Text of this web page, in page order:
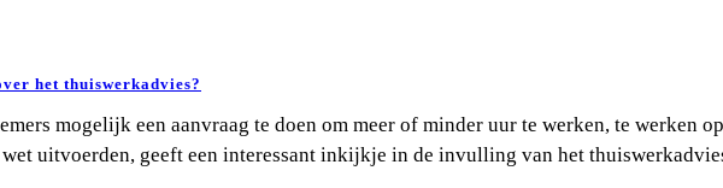
het thuiswerkadvies?
mogelijk een aanvraag te doen om meer of minder uur te werken, te werken
uitvoerden, geeft een interessant inkijkje in de invulling van het